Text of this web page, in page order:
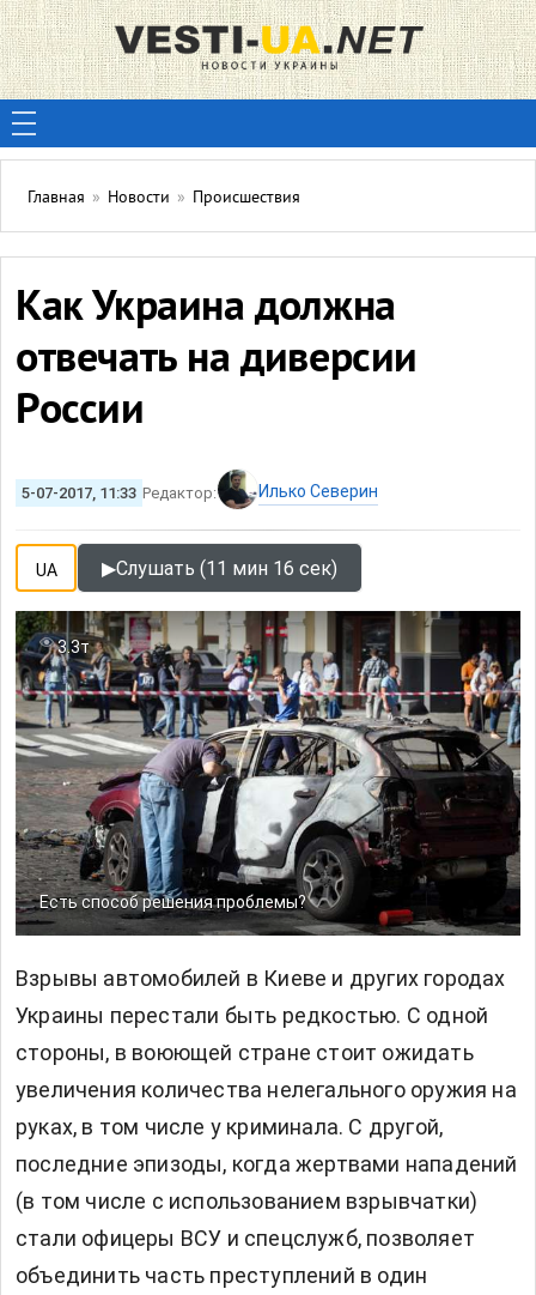
Главная » Новости » Происшествия
Как Украина должна
отвечать на диверсии
России
5-07-2017, 11:33 Редактор: Илько Северин
UA ▶Слушать (11 мин 16 сек)
Есть способ решения проблемы?
3.3т
Взрывы автомобилей в Киеве и других городах
Украины перестали быть редкостью. С одной
стороны, в воюющей стране стоит ожидать
увеличения количества нелегального оружия на
руках, в том числе у криминала. С другой,
последние эпизоды, когда жертвами нападений
(в том числе с использованием взрывчатки)
стали офицеры ВСУ и спецслужб, позволяет
объединить часть преступлений в один